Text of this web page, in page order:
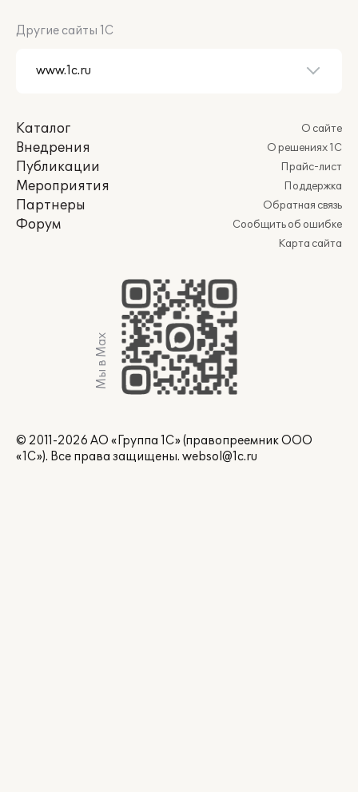
Другие сайты 1С
Каталог
Внедрения
Публикации
Мероприятия
Партнеры
Форум
О сайте
О решениях 1С
Прайс-лист
Поддержка
Обратная связь
Сообщить об ошибке
Карта сайта
Мы в Max
© 2011-2026 АО «Группа 1С» (правопреемник ООО
«1С»). Все права защищены. websol@1c.ru